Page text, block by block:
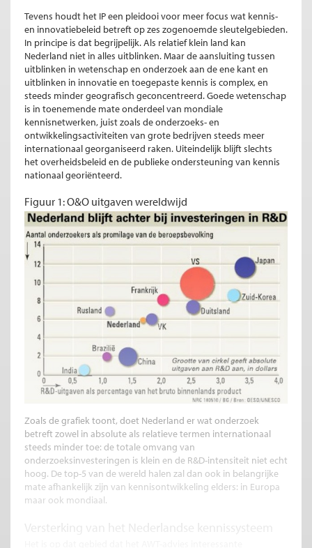
Tevens houdt het IP een pleidooi voor meer focus wat kennis-
en innovatiebeleid betreft op zes zogenoemde sleutelgebieden.
In principe is dat begrijpelijk. Als relatief klein land kan
Nederland niet in alles uitblinken. Maar de aansluiting tussen
uitblinken in wetenschap en onderzoek aan de ene kant en
uitblinken in innovatie en toegepaste kennis is complex, en
steeds minder geografisch geconcentreerd. Goede wetenschap
is in toenemende mate onderdeel van mondiale
kennisnetwerken, juist zoals de onderzoeks- en
ontwikkelingsactiviteiten van grote bedrijven steeds meer
internationaal georganiseerd raken. Uiteindelijk blijft slechts
het overheidsbeleid en de publieke ondersteuning van kennis
nationaal georiënteerd.
Figuur 1: O&O uitgaven wereldwijd
Zoals de grafiek toont, doet Nederland er wat onderzoek
betreft zowel in absolute als relatieve termen internationaal
steeds minder toe: de totale omvang van
onderzoeksinvesteringen is klein en de R&D-intensiteit niet echt
hoog. De top-5 van de wereld halen zal dan ook in belangrijke
mate afhankelijk zijn van kennisontwikkeling elders: in Europa
maar ook mondiaal.
Versterking van het Nederlandse kennissysteem